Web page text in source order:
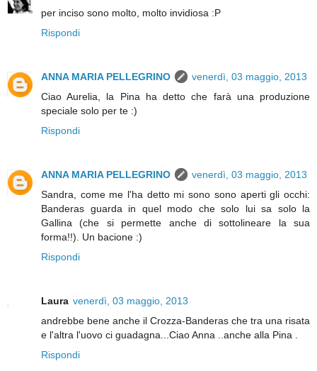
per inciso sono molto, molto invidiosa :P
Rispondi
ANNA MARIA PELLEGRINO
venerdì, 03 maggio, 2013
Ciao Aurelia, la Pina ha detto che farà una produzione
speciale solo per te :)
Rispondi
ANNA MARIA PELLEGRINO
venerdì, 03 maggio, 2013
Sandra, come me l'ha detto mi sono sono aperti gli occhi:
Banderas guarda in quel modo che solo lui sa solo la
Gallina (che si permette anche di sottolineare la sua
forma!!). Un bacione :)
Rispondi
Laura venerdì, 03 maggio, 2013
andrebbe bene anche il Crozza-Banderas che tra una risata
e l'altra l'uovo ci guadagna...Ciao Anna ..anche alla Pina .
Rispondi